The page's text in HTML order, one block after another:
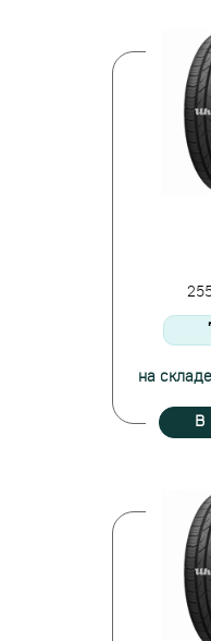
на
В